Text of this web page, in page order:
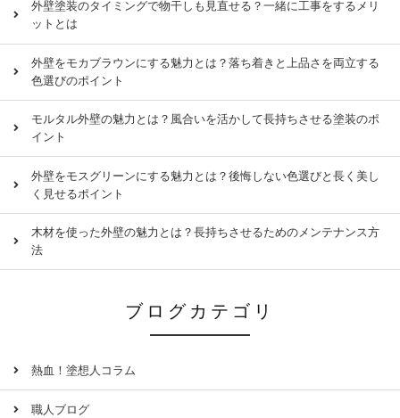
外壁塗装のタイミングで物干しも見直せる？一緒に工事をするメリ
ットとは
外壁をモカブラウンにする魅力とは？落ち着きと上品さを両立する
色選びのポイント
モルタル外壁の魅力とは？風合いを活かして長持ちさせる塗装のポ
イント
外壁をモスグリーンにする魅力とは？後悔しない色選びと長く美し
く見せるポイント
木材を使った外壁の魅力とは？長持ちさせるためのメンテナンス方
法
ブログカテゴリ
熱血！塗想人コラム
職人ブログ